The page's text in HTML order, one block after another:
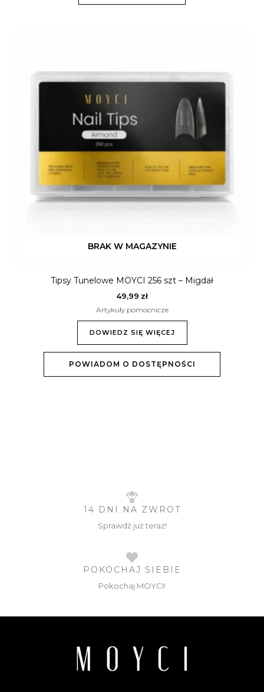
BRAK W MAGAZYNIE
Tipsy Tunelowe MOYCI 256 szt – Migdał
49,99 zł
Artykuły pomocnicze
DOWIEDZ SIĘ WIĘCEJ
POWIADOM O DOSTĘPNOŚCI
14 DNI NA ZWROT
Sprawdź już teraz!
POKOCHAJ SIEBIE
Pokochaj MOYCI!